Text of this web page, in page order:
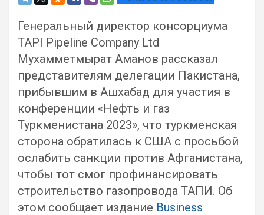
Генеральный директор консорциума
TAPI Pipeline Company Ltd
Мухамметмырат Аманов рассказал
представителям делегации Пакистана,
прибывшим в Ашхабад для участия в
конференции «Нефть и газ
Туркменистана 2023», что туркменская
сторона обратилась к США с просьбой
ослабить санкции против Афганистана,
чтобы тот смог профинансировать
строительство газопровода ТАПИ. Об
этом сообщает издание Business